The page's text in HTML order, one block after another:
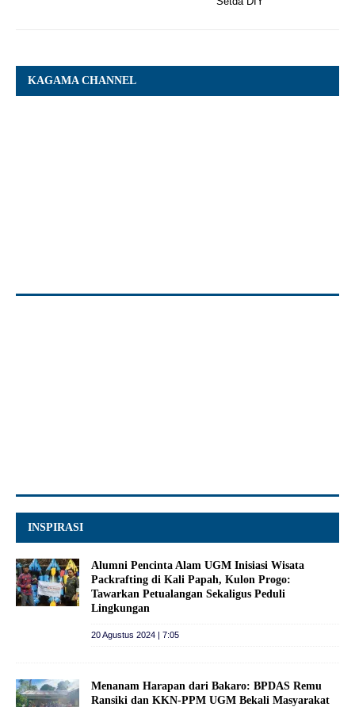
KAGAMA CHANNEL
INSPIRASI
Alumni Pencinta Alam UGM Inisiasi Wisata
Packrafting di Kali Papah, Kulon Progo:
Tawarkan Petualangan Sekaligus Peduli
Lingkungan
20 Agustus 2024 | 7:05
Menanam Harapan dari Bakaro: BPDAS Remu
Ransiki dan KKN-PPM UGM Bekali Masyarakat